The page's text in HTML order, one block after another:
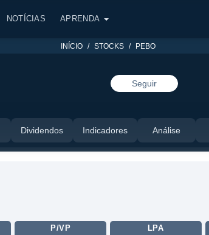
NOTÍCIAS APRENDA
INÍCIO STOCKS PEBO
Seguir
Dividendos Indicadores Análise
P/VP LPA